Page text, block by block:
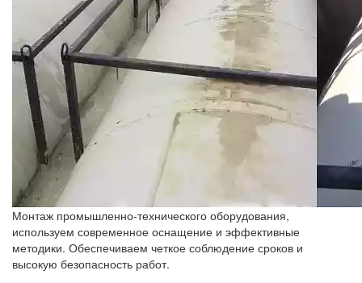
Монтаж промышленно-технического оборудования,
используем современное оснащение и эффективные
методики. Обеспечиваем четкое соблюдение сроков и
высокую безопасность работ.